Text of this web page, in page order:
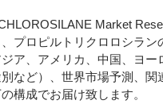
Market
プロピルトリクロロシラ
ア、アメリカ、中国、ヨ
など）、世界市場予測、
構成でお届け致します。